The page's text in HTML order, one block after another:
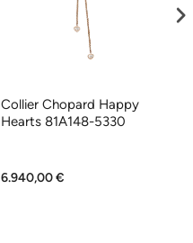
Collier Chopard Happy
Hearts 81A148-5330
6.940,00 €